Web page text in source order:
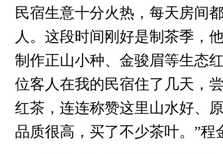
民宿生意十分火热，每天房间
人。这段时间刚好是制茶季，
制作正山小种、金骏眉等生态
位客人在我的民宿住了几天，
红茶，连连称赞这里山水好、
品质很高，买了不少茶叶。”程